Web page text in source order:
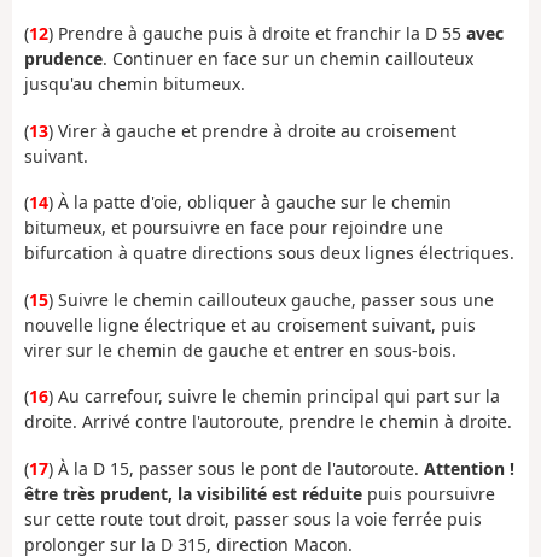
(12) Prendre à gauche puis à droite et franchir la D 55 avec
prudence. Continuer en face sur un chemin caillouteux
jusqu'au chemin bitumeux.
(13) Virer à gauche et prendre à droite au croisement
suivant.
(14) À la patte d'oie, obliquer à gauche sur le chemin
bitumeux, et poursuivre en face pour rejoindre une
bifurcation à quatre directions sous deux lignes électriques.
(15) Suivre le chemin caillouteux gauche, passer sous une
nouvelle ligne électrique et au croisement suivant, puis
virer sur le chemin de gauche et entrer en sous-bois.
(16) Au carrefour, suivre le chemin principal qui part sur la
droite. Arrivé contre l'autoroute, prendre le chemin à droite.
(17) À la D 15, passer sous le pont de l'autoroute. Attention !
être très prudent, la visibilité est réduite puis poursuivre
sur cette route tout droit, passer sous la voie ferrée puis
prolonger sur la D 315, direction Macon.